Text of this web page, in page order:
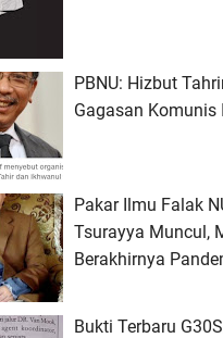
PBNU: Hizbut
Gagasan Komunis
Pakar Ilmu Falak
Tsurayya Muncul,
Berakhirnya
Bukti Terbaru